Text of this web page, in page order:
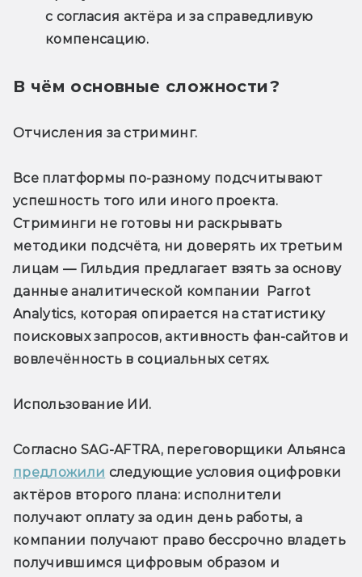
с согласия актёра и за справедливую
компенсацию.
В чём основные сложности?
Отчисления за стриминг.
Все платформы по-разному подсчитывают
успешность того или иного проекта.
Стриминги не готовы ни раскрывать
методики подсчёта, ни доверять их третьим
лицам — Гильдия предлагает взять за основу
данные аналитической компании  Parrot
Analytics, которая опирается на статистику
поисковых запросов, активность фан-сайтов и
вовлечённость в социальных сетях.
Использование ИИ.
предложили следующие условия оцифровки
актёров второго плана: исполнители
получают оплату за один день работы, а
компании получают право бессрочно владеть
получившимся цифровым образом и